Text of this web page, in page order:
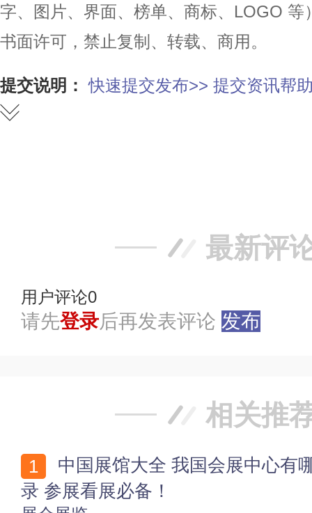
字、图片、界面、榜单、商标、LOGO
书面许可，禁止复制、转载、商用。
提交说明： 快速提交发布>> 提交资讯帮
最新评
用户评论0
请先登录后再发表评论 发布
相关推
录 参展看展必备！